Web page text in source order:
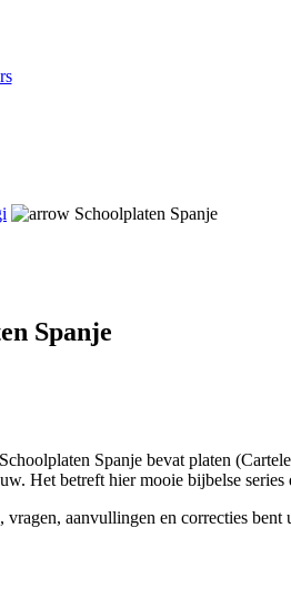
Schoolplaten Spanje
Spanje
Spanje bevat platen
Het betreft hier mooie bijbelse
aanvullingen en correcties bent